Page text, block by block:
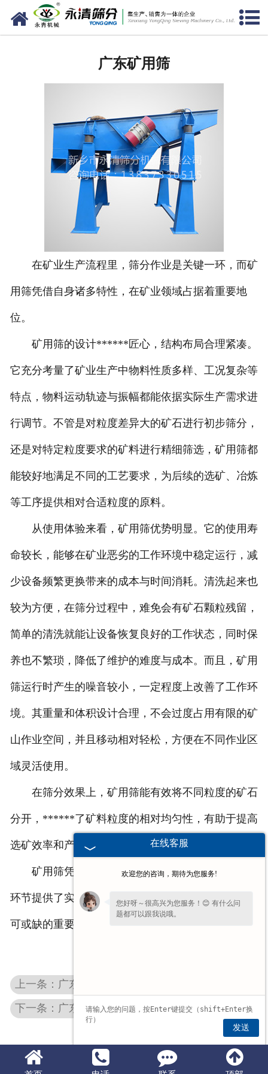
网站首页
广东振动电机
广东输送设备
广东振动平台
广东仓壁振动器
广东筛机配件
广东矿用筛
在矿业生产流程里，筛分作业是关键一环，而矿
用筛凭借自身诸多特性，在矿业领域占据着重要地
位。
矿用筛的设计******匠心，结构布局合理紧凑。
它充分考量了矿业生产中物料性质多样、工况复杂等
特点，物料运动轨迹与振幅都能依据实际生产需求进
行调节。不管是对粒度差异大的矿石进行初步筛分，
还是对特定粒度要求的矿料进行精细筛选，矿用筛都
能较好地满足不同的工艺要求，为后续的选矿、冶炼
等工序提供相对合适粒度的原料。
从使用体验来看，矿用筛优势明显。它的使用寿
命较长，能够在矿业恶劣的工作环境中稳定运行，减
少设备频繁更换带来的成本与时间消耗。清洗起来也
较为方便，在筛分过程中，难免会有矿石颗粒残留，
简单的清洗就能让设备恢复良好的工作状态，同时保
养也不繁琐，降低了维护的难度与成本。而且，矿用
筛运行时产生的噪音较小，一定程度上改善了工作环
境。其重量和体积设计合理，不会过度占用有限的矿
山作业空间，并且移动相对轻松，方便在不同作业区
域灵活使用。
在筛分效果上，矿用筛能有效将不同粒度的矿石
分开，******了矿料粒度的相对均匀性，有助于提高
选矿效率和产品质量。
矿用筛凭借自身的种种特性，为矿业生产的筛分
环节提供了实用且可靠的解决方案，是矿业生产中不
可或缺的重要设备，助力矿业生产更加顺畅地进行。
上一条：广东煤矿用振动筛
下一条：广东双电机直排筛
在线客服
欢迎您的咨询，期待为您服务!
您好呀～很高兴为您服务！😊 有什么问
题都可以跟我说哦。
发送